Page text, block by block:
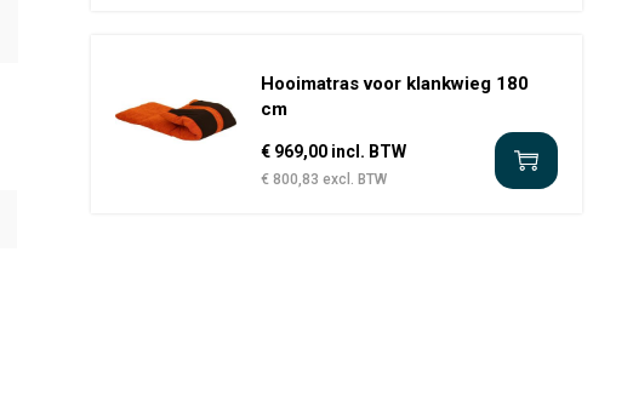
Hooimatras voor klankwieg 180
cm
€ 969,00 incl. BTW
€ 800,83 excl. BTW